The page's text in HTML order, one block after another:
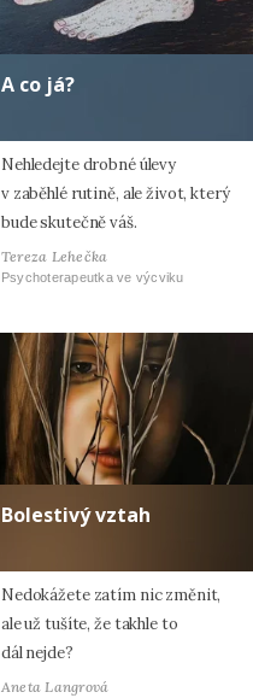
A co já?
Nehledejte drobné úlevy
v zaběhlé rutině, ale život, který
bude skutečně váš.
Tereza Lehečka
Psychoterapeutka ve výcviku
Bolestivý vztah
Nedokážete zatím nic změnit,
ale už tušíte, že takhle to
dál nejde?
Aneta Langrová